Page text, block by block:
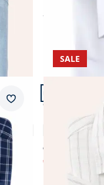
ab
Merkzettel
Artikel 18 von
Passform
SALE
Comfort Fit
Leinen-Mix
€ 74,99
€ 44,99 (-40%)